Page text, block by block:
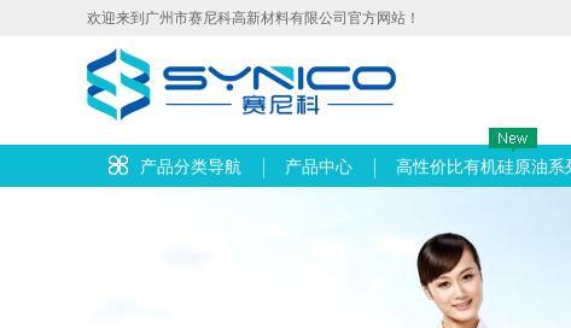
欢迎来到广州市赛尼科高新材料有限公司官方网站！
产品分类导航 产品中心 高性价比有机硅原油系